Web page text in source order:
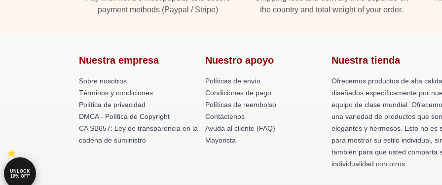
payment methods (Paypal / Stripe)
the country and total weight of your order.
Nuestra empresa
Sobre nosotros
Términos y condiciones
Política de privacidad
DMCA - Política de Copyright
CA SB657: Ley de transparencia en la
cadena de suministro
Nuestro apoyo
Políticas de envío
Condiciones de pago
Políticas de reembolso
Contáctenos
Ayuda al cliente (FAQ)
Mayorista
Nuestra tienda
Ofrecemos productos de alta
diseñados específicamente por
equipo de clase mundial.
una variedad de productos que son
elegantes y hermosos. Esto no es
para mostrar su estilo individual,
también para que usted comparta
individualidad con otros.
UNLOCK
10% OFF